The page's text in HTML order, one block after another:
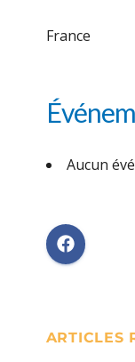
France
Aucun
ARTICLES